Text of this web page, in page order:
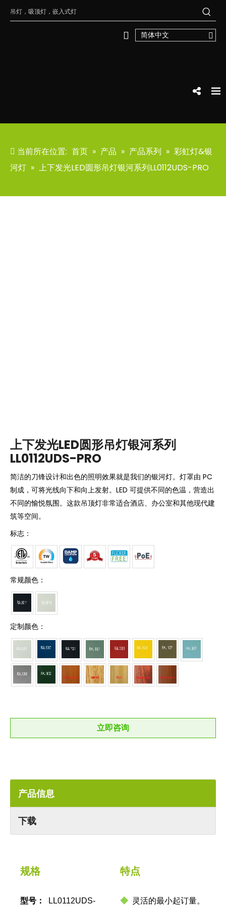
简体中文
当前所在位置: 首页 » 产品 » 产品系列 » 彩虹灯&银
河灯 » 上下发光LED圆形吊灯银河系列LL0112UDS-PRO
上下发光LED圆形吊灯银河系列
LL0112UDS-PRO
简洁的刀锋设计和出色的照明效果就是我们的银河灯。灯罩由 PC
制成，可将光线向下和向上发射。LED 可提供不同的色温，营造出
不同的愉悦氛围。这款吊顶灯非常适合酒店、办公室和其他现代建
筑等空间。
标志：
常规颜色：
定制颜色：
立即咨询
产品信息
下载
规格
型号： LL0112UDS-
特点
◆灵活的最小起订量。